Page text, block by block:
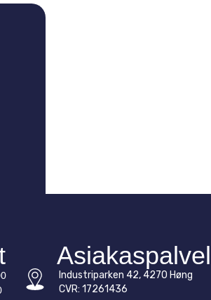
Industriparken 42, 4270 Høng
CVR: 17261436